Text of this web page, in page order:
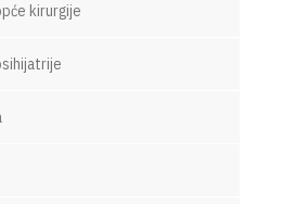
kirurgije